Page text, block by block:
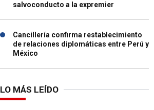
salvoconducto a la expremier
Cancillería confirma restablecimiento
de relaciones diplomáticas entre Perú y
México
LO MÁS LEÍDO